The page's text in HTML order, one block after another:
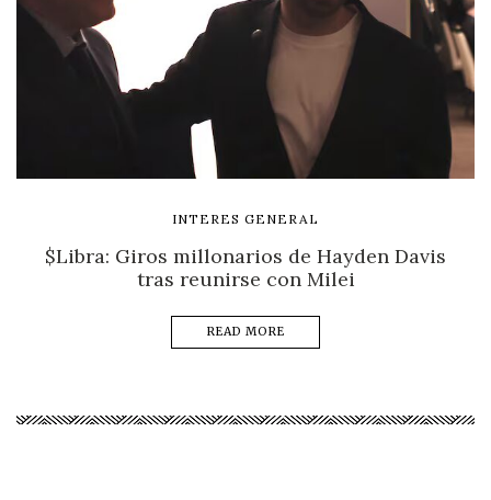
INTERES GENERAL
$Libra: Giros millonarios de Hayden Davis
tras reunirse con Milei
READ MORE